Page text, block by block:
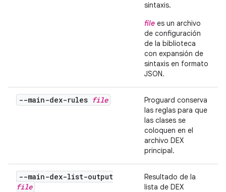
sintaxis.
file es un archivo
de configuración
de la biblioteca
con expansión de
sintaxis en formato
JSON.
--main-dex-rules file
Proguard conserva
las reglas para que
las clases se
coloquen en el
archivo DEX
principal.
--main-dex-list-output
file
Resultado de la
lista de DEX